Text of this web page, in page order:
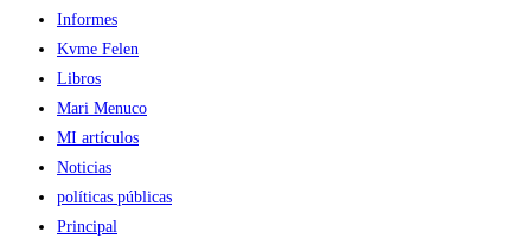
Informes
Kvme Felen
Libros
Mari Menuco
MI artículos
Noticias
políticas públicas
Principal